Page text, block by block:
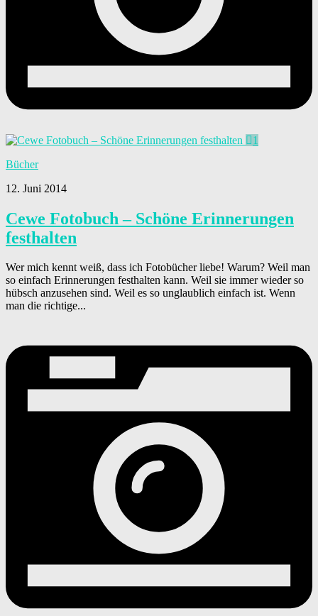
1
Bücher
12. Juni 2014
Cewe Fotobuch – Schöne Erinnerungen
festhalten
Wer mich kennt weiß, dass ich Fotobücher liebe! Warum? Weil man
so einfach Erinnerungen festhalten kann. Weil sie immer wieder so
hübsch anzusehen sind. Weil es so unglaublich einfach ist. Wenn
man die richtige...